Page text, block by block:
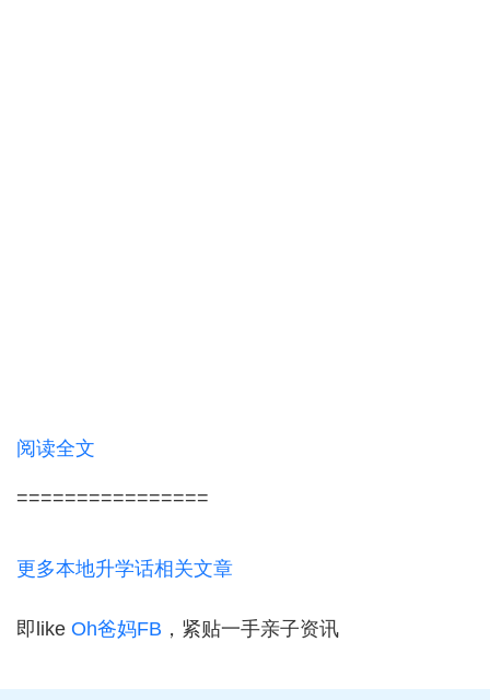
阅读全文
================
更多本地升学话相关文章
即like Oh爸妈FB ，紧贴一手亲子资讯